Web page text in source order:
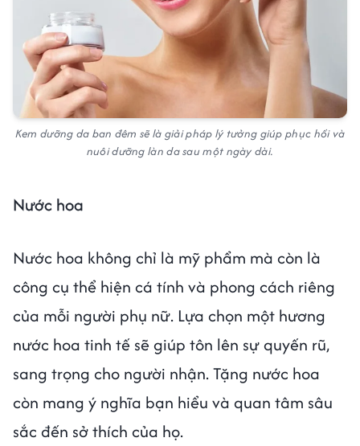
Kem dưỡng da ban đêm sẽ là giải pháp lý tưởng giúp phục hồi và
nuôi dưỡng làn da sau một ngày dài.
Nước hoa
Nước hoa không chỉ là mỹ phẩm mà còn là
công cụ thể hiện cá tính và phong cách riêng
của mỗi người phụ nữ. Lựa chọn một hương
nước hoa tinh tế sẽ giúp tôn lên sự quyến rũ,
sang trọng cho người nhận. Tặng nước hoa
còn mang ý nghĩa bạn hiểu và quan tâm sâu
sắc đến sở thích của họ.